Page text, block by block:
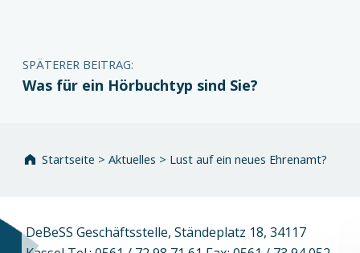
SPÄTERER BEITRAG:
Was für ein Hörbuchtyp sind Sie?
Startseite > Aktuelles > Lust auf ein neues Ehrenamt?
DeBeSS Geschäftsstelle, Ständeplatz 18, 34117